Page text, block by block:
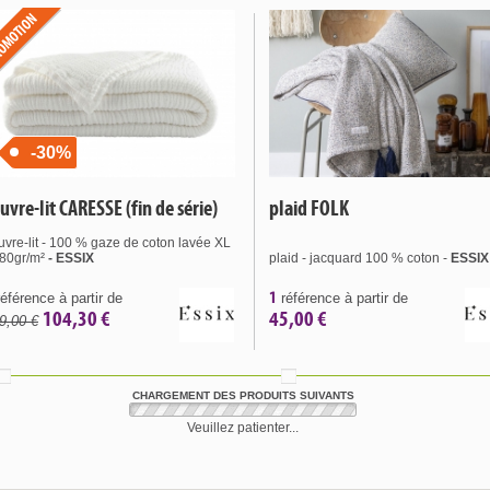
-30%
lit CARESSE (fin de série)
lit - 100 % gaze de coton lavée XL
m² - ESSIX
à partir de
€ 104,30 €
plaid FOLK
plaid - jacquard 100 % coton - ESSIX
1 référence à partir de
45,00 €
CHARGEMENT DES PRODUITS SUIVANTS
Veuillez patienter...